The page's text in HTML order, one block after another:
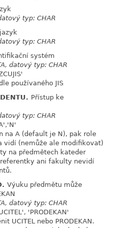
typ: CHAR
typ: CHAR
systém
datový typ: CHAR
používaného JIS
Přístup ke
typ: CHAR
na A (default je N), pak role
vidí (nemůže ale modifikovat)
na předmětech kateder
ani fakulty nevidí
Výuku předmětu může
datový typ: CHAR
'PRODEKAN'
UCITEL nebo PRODEKAN.